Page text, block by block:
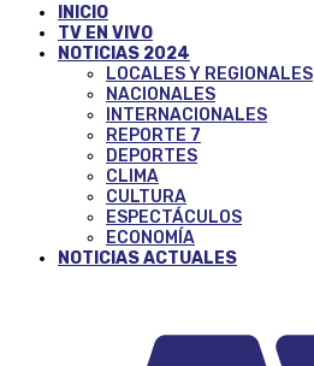
INICIO
TV EN VIVO
NOTICIAS 2024
LOCALES Y REGIONALES
NACIONALES
INTERNACIONALES
REPORTE 7
DEPORTES
CLIMA
CULTURA
ESPECTÁCULOS
ECONOMÍA
NOTICIAS ACTUALES